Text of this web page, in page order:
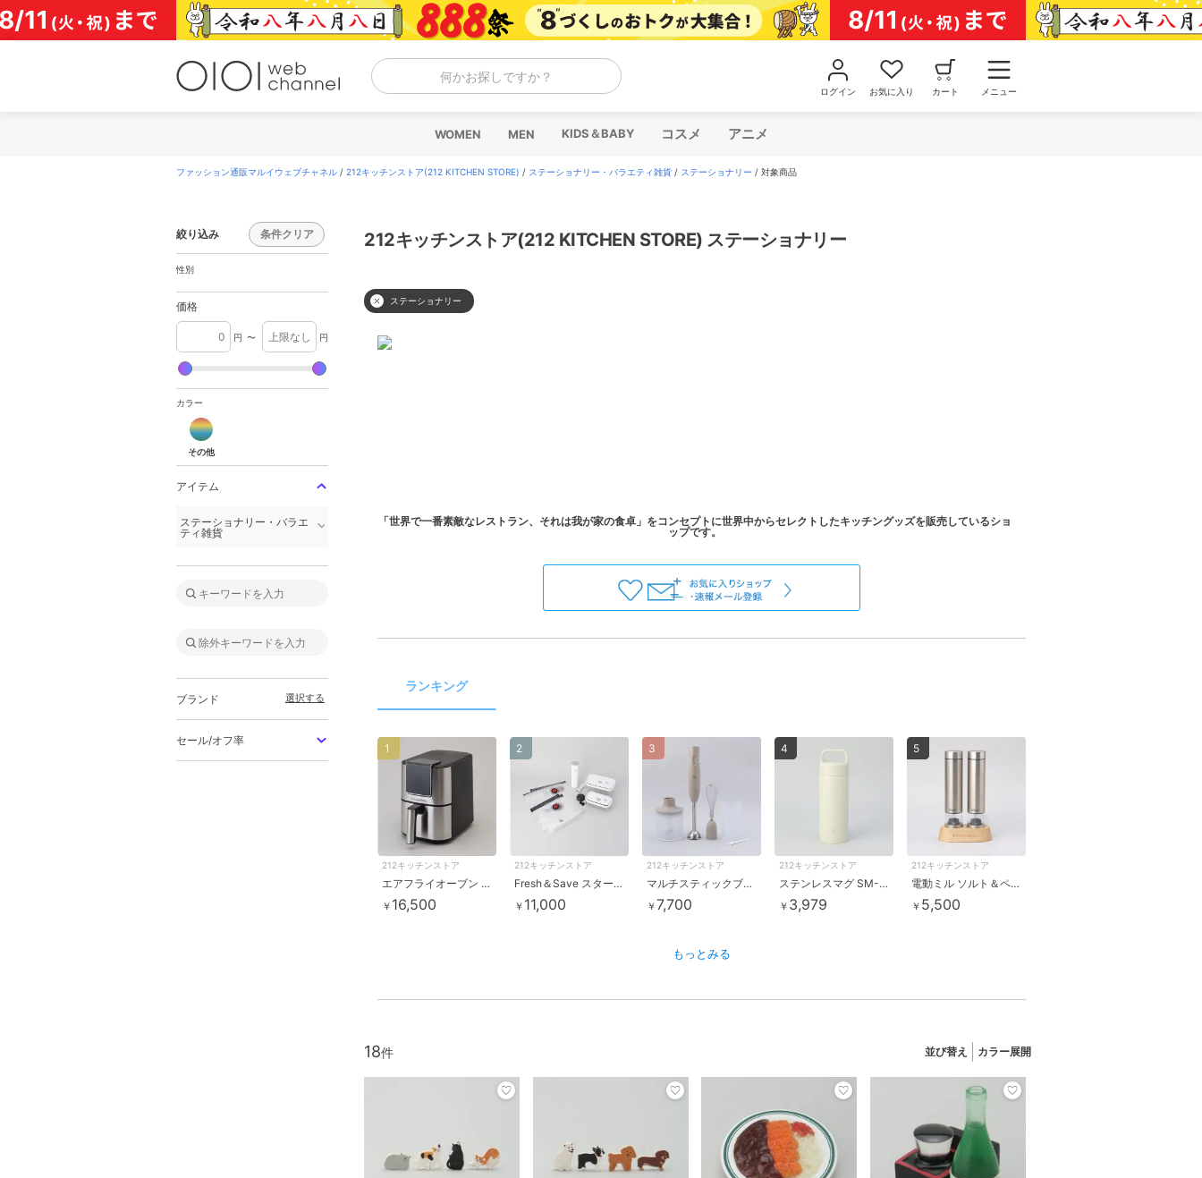
コ
ン
テ
何かお探しですか？
ログイン お気に入り カート メニュー
WOMEN MEN KIDS＆BABY コスメ アニメ
ファッション通販マルイウェブチャネル / 212キッチンストア(212 KITCHEN STORE) / ステーショナリー・バラエティ雑貨 / ステーショナリー / 対象商品
絞り込み 条件クリア
性別
価格
円 〜 円
カラー
その他
その他
アイテム
ステーショナリー・バラエ
ティ雑貨
ブランド 選択する
セール/オフ率
212キッチンストア(212 KITCHEN STORE) ステーショナリー
ステーショナリー
「世界で一番素敵なレストラン、それは我が家の食卓」をコンセプトに世界中からセレクトしたキッチングッズを販売しているショ
ランキング
212キッチンストア
エアフライオーブン ＜Russell Hobbs ラッセルホブス＞
￥ 16,500
1
212キッチンストア
Fresh＆Save スターター7点セット ガラスコンテナSM付属 ＜ZWILLING ツヴィリング ＞
￥ 11,000
2
212キッチンストア
マルチスティックブレンダー2 GRG ＜BRUNO ブルーノ＞
￥7,700
3
212キッチンストア
ステンレスマグ SM-RS50 KN ＜ZOJIRUSHI 象印＞
￥ 3,979
4
212キッチンストア
電動ミル ソルト＆ペッパー ミニ ＜Russell Hobbs ラッセルホブス＞
￥ 5,500
5
もっとみる
18 並び替え カラー展開